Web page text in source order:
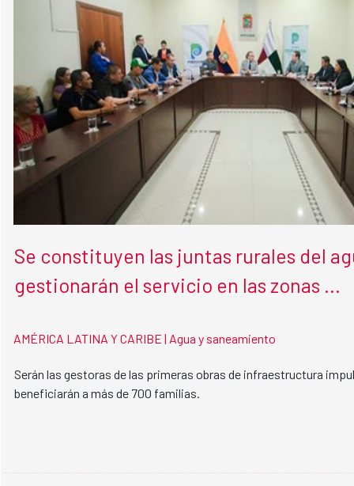
Se constituyen las juntas rurales del
gestionarán el servicio en las zonas ...
AMÉRICA LATINA Y CARIBE | Agua y saneamiento
Serán las gestoras de las primeras obras de infraestructura
beneficiarán a más de 700 familias.